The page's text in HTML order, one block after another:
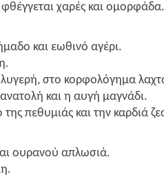
φθέγ­γε­ται χαρές και ομορφάδα.
και εωθι­νό αγέρι.
στο κορ­φο­λό­γη­μα
και η αυγή μαγνάδι.
της πεθυ­μιάς και την καρ­διά
ουρα­νού απλωσιά.